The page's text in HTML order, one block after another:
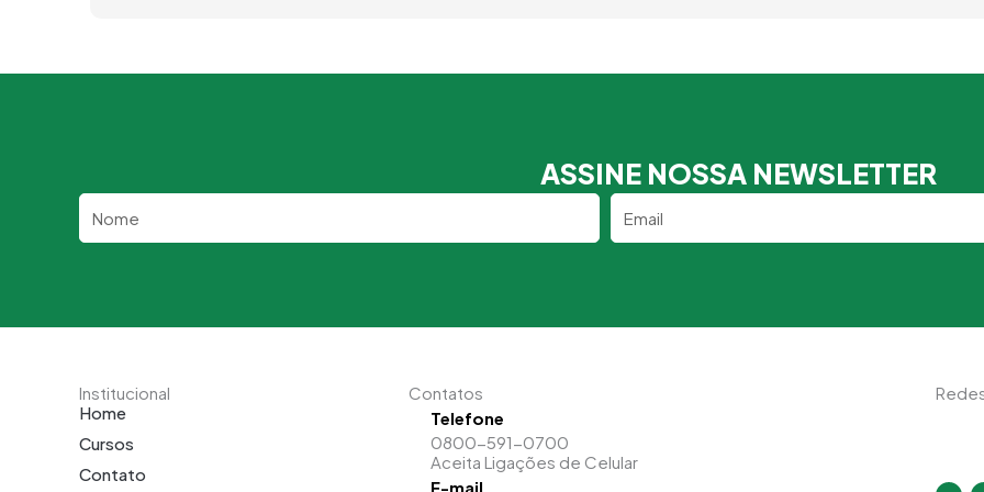
ASSINE NOSSA NEWSLETTER
Nome Email
Institucional
Home
Cursos
Contato
Contatos
Telefone
0800-591-0700
Aceita Ligações de Celular
E-mail
I